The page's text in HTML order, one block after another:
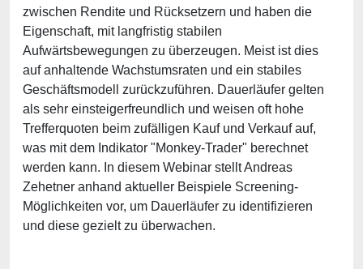
zwischen Rendite und Rücksetzern und haben die
Eigenschaft, mit langfristig stabilen
Aufwärtsbewegungen zu überzeugen. Meist ist dies
auf anhaltende Wachstumsraten und ein stabiles
Geschäftsmodell zurückzuführen. Dauerläufer gelten
als sehr einsteigerfreundlich und weisen oft hohe
Trefferquoten beim zufälligen Kauf und Verkauf auf,
was mit dem Indikator "Monkey-Trader" berechnet
werden kann. In diesem Webinar stellt Andreas
Zehetner anhand aktueller Beispiele Screening-
Möglichkeiten vor, um Dauerläufer zu identifizieren
und diese gezielt zu überwachen.